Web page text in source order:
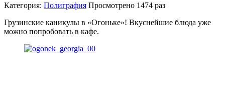
Категория: Полиграфия Просмотрено 1474 раз
Грузинские каникулы в «Огоньке»! Вкуснейшие блюда уже
можно попробовать в кафе.